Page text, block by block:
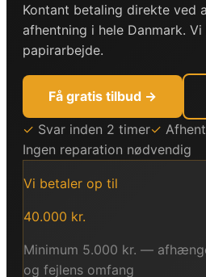
Kontant betaling direkte ved
afhentning i hele Danmark.
papirarbejde.
Få gratis tilbud →
✓ Svar inden 2 timer✓
Ingen reparation nødvendig
Vi betaler op til
40.000 kr.
Minimum 5.000 kr. —
og fejlens omfang